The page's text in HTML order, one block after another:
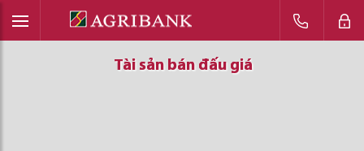
Tài sản bán đấu giá
Tài sản bán đấu giá
Tài sản bán đấu giá